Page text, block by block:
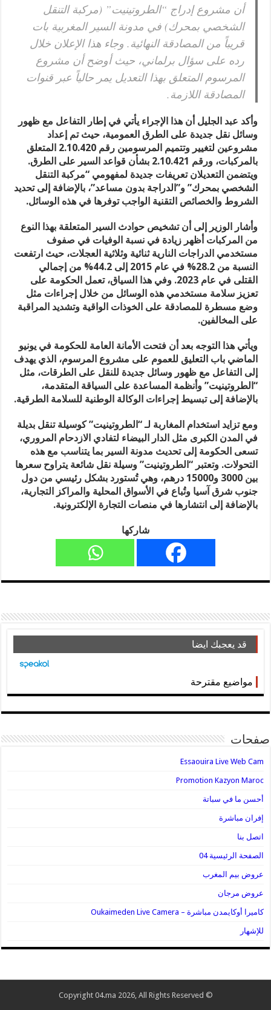
أن مشروع إدراج “الطروتينيت” (مركبة التنقل
الشخصي بمحرك) في مدونة السير المغربية بات
قريباً من المصادقة النهائية. وجاء هذا الإعلان خلال
رده على سؤال برلماني، حيث أوضح أن مشروع
المرسوم المتعلق بهذا التعديل يمر حالياً عبر قنوات
المصادقة اللازمة.
وأكد عبد الجليل أن هذا الإجراء يأتي في إطار التفاعل مع ظهور
وسائل نقل جديدة على الطرق العمومية، حيث تم إعداد
مشروعين لتغيير وتتميم المرسومين رقم 2.10.420 المتعلق
بالمركبات، ورقم 2.10.421 بشأن قواعد السير على الطرق.
ويتضمن التعديلان تعريفات جديدة لمفهومي “مركبة التنقل
الشخصي بمحرك” و”الدراجة بدون مساعد”، بالإضافة إلى تحديد
الشروط والخصائص التقنية الواجب توفرها في هذه الوسائل.
وأشار الوزير إلى أن تشخيص حوادث السير المتعلقة بهذا النوع
من المركبات أظهر زيادة في نسبة الوفيات في صفوف
مستخدمي الدراجات النارية ثنائية وثلاثية العجلات، حيث ارتفعت
النسبة من 28.2% في عام 2015 إلى 44.2% من إجمالي
القتلى في عام 2023. وفي هذا السياق، تعمل الحكومة على
تعزيز سلامة مستخدمي هذه الوسائل من خلال إجراءات مثل
وضع مسطرة للمصادقة على الخوذات الواقية وتشديد المراقبة
على المخالفين.
ويأتي هذا التوجه بعد أن فتحت الأمانة العامة للحكومة في يونيو
الماضي باب التعليق للعموم على مشروع المرسوم، الذي يهدف
إلى التفاعل مع ظهور وسائل جديدة للنقل على الطرقات، مثل
“الطروتينيت” وأنظمة المساعدة على السياقة المتقدمة،
بالإضافة إلى تبسيط إجراءات الوكالة الوطنية للسلامة الطرقية.
ومع تزايد استخدام المغاربة لـ “الطروتينيت” كوسيلة تنقل بديلة
في المدن الكبرى مثل الدار البيضاء لتفادي الازدحام المروري،
تسعى الحكومة إلى تحديث مدونة السير بما يتناسب مع هذه
التحولات. وتعتبر “الطروتينيت” وسيلة نقل شائعة يتراوح سعرها
بين 3000 و15000 درهم، وهي تُستورد بشكل رئيسي من دول
جنوب شرق آسيا وتُباع في الأسواق المحلية والمراكز التجارية،
بالإضافة إلى انتشارها في منصات التجارة الإلكترونية.
شاركها
قد يعجبك ايضا
مواضيع مقترحة
صفحات
Essaouira Live Web Cam
Promotion Kazyon Maroc
أحسن ما في سباتة
إفران مباشرة
اتصل بنا
الصفحة الرئيسية 04
عروض بيم المغرب
عروض مرجان
كاميرا أوكايمدن مباشرة – Oukaimeden Live Camera
للإشهار
© Copyright 04.ma 2026, All Rights Reserved